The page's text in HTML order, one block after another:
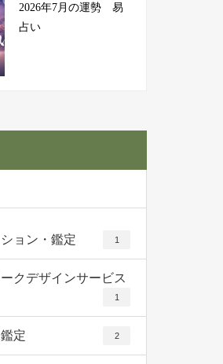
2026年7月の運勢 易
占い
ョン・鑑定
1
クデザインサービス
1
定 2